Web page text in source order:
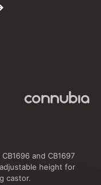
and CB1697
height for
castor.